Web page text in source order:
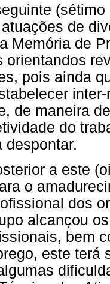
de
Memória de
orientandos
pois ainda
de maneira
do
despontar.
a este
o
dos
alcançou
bem
este terá